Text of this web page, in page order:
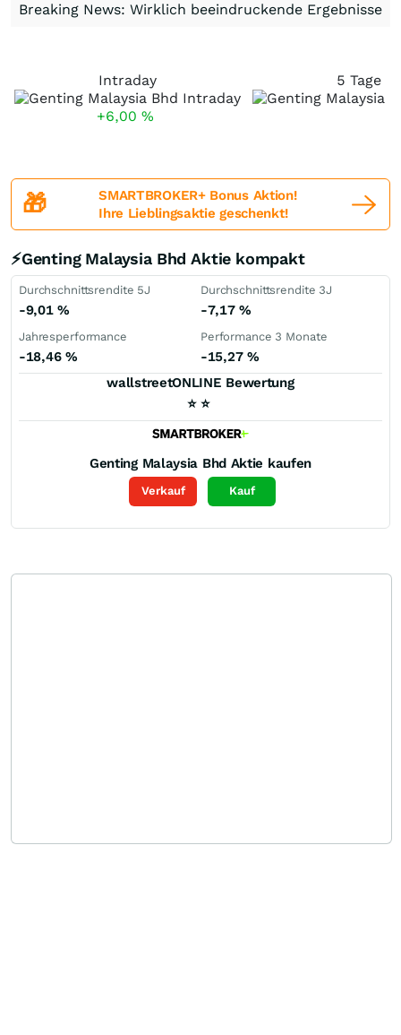
Breaking News: Wirklich beeindruckende Ergebnisse
Intraday
+6,00 %
5 Tage
🎁
SMARTBROKER+ Bonus Aktion!
Ihre Lieblingsaktie geschenkt!
⚡Genting Malaysia Bhd Aktie kompakt
Durchschnittsrendite 5J
-9,01%
Durchschnittsrendite 3J
-7,17%
Jahresperformance
-18,46 %
Performance 3 Monate
-15,27 %
wallstreetONLINE Bewertung
⭐ ⭐
Genting Malaysia Bhd Aktie kaufen
Verkauf Kauf